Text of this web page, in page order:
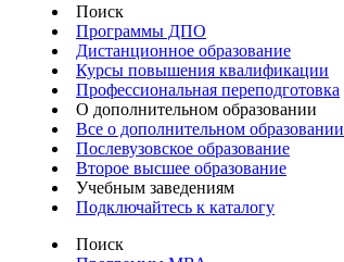
Поиск
Программы ДПО
Дистанционное образование
Курсы повышения квалификации
Профессиональная переподготовка
О дополнительном образовании
Все о дополнительном образовании
Послевузовское образование
Второе высшее образование
Учебным заведениям
Подключайтесь к каталогу
Поиск